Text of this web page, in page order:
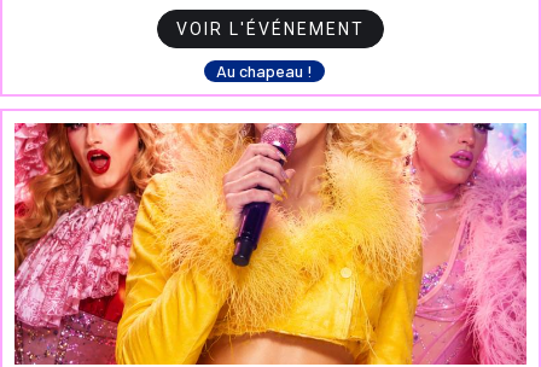
VOIR L'ÉVÉNEMENT
Au chapeau !